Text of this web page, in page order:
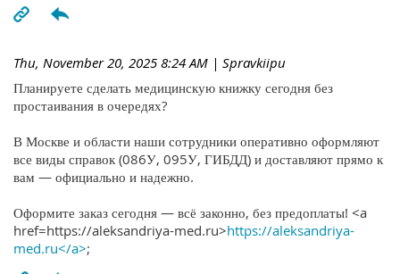
Thu, November 20, 2025 8:24 AM | Spravkiipu
Планируете сделать медицинскую книжку сегодня без
простаивания в очередях?
В Москве и области наши сотрудники оперативно оформляют
все виды справок (086У, 095У, ГИБДД) и доставляют прямо к
вам — официально и надежно.
Оформите заказ сегодня — всё законно, без предоплаты! <a
href=https://aleksandriya-med.ru>https://aleksandriya-
med.ru</a>;